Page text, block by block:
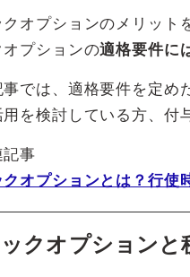
クオプションのメリット
オプションの適格要件に
事では、適格要件を定め
用を検討している方、付
事
クオプションとは？行使
クオプションと